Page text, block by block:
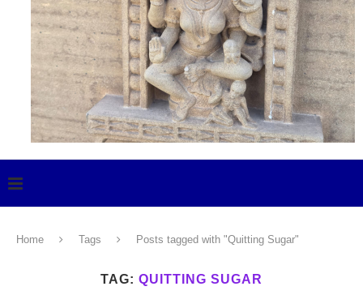
Home Tags Posts tagged with "Quitting Sugar"
TAG: QUITTING SUGAR